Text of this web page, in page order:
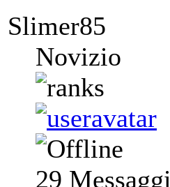
Slimer85
Novizio
29 Messaggi